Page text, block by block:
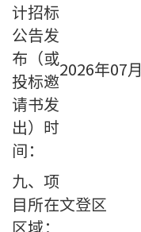
计招标
公告发
布（或
投标邀
请书发
出）时
间：
2026年07月
九、项
目所在
区域：
文登区